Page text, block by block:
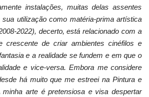
instalações, muitas delas assentes
utilização como matéria-prima artística
2022), decerto, está relacionado com a
crescente de criar ambientes cinéfilos e
e a realidade se fundem e em que o
e vice-versa. Embora me considere
há muito que me estreei na Pintura e
minha arte é pretensiosa e visa despertar